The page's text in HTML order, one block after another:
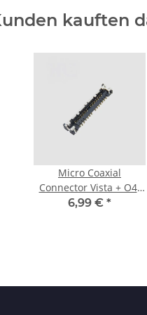
kauften
Micro Coaxial
Connector Vista + O4-
Lite
6,99 € *